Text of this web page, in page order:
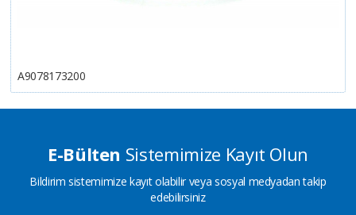
A9078173200
E-Bülten Sistemimize Kayıt Olun
Bildirim sistemimize kayıt olabilir veya sosyal medyadan takip
edebilirsiniz